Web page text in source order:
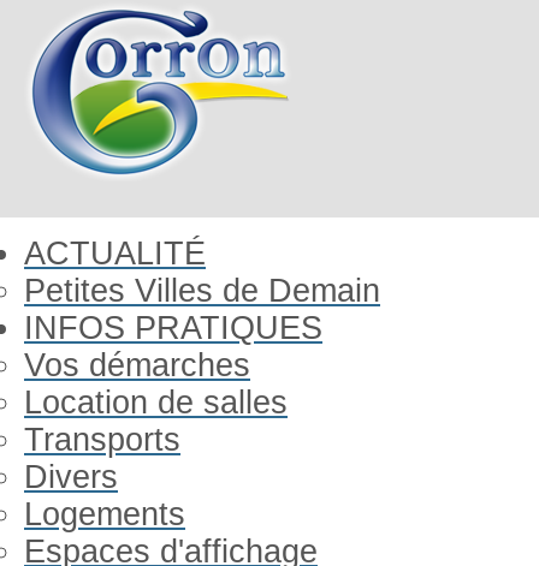
ACTUALITÉ
Petites Villes de Demain
INFOS PRATIQUES
Vos démarches
Location de salles
Transports
Divers
Logements
Espaces d'affichage